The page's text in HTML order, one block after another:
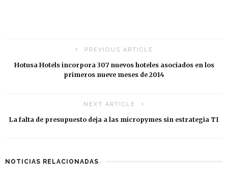
PREVIOUS ARTICLE
Hotusa Hotels incorpora 307 nuevos hoteles asociados en los
primeros nueve meses de 2014
NEXT ARTICLE
La falta de presupuesto deja a las micropymes sin estrategia TI
NOTICIAS RELACIONADAS